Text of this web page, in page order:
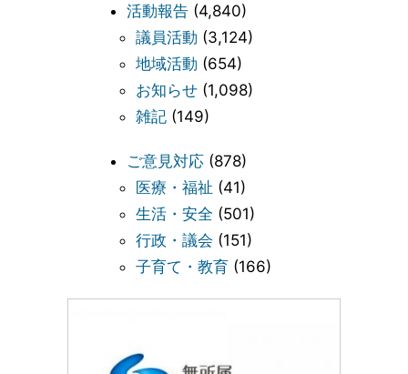
活動報告 (4,840)
議員活動 (3,124)
地域活動 (654)
お知らせ (1,098)
雑記 (149)
ご意見対応 (878)
医療・福祉 (41)
生活・安全 (501)
行政・議会 (151)
子育て・教育 (166)